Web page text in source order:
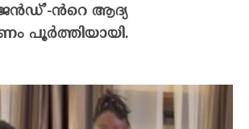
ൻറെ ആദ്യ
പൂർത്തിയായി.